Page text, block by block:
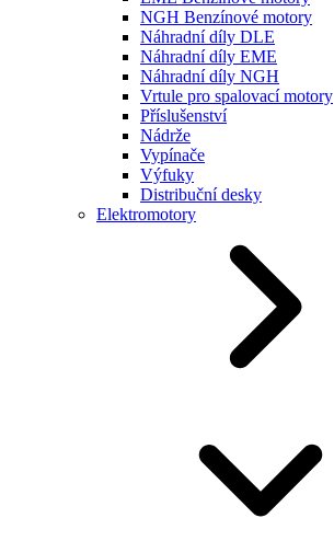
NGH Benzínové motory
Náhradní díly DLE
Náhradní díly EME
Náhradní díly NGH
Vrtule pro spalovací motory
Příslušenství
Nádrže
Vypínače
Výfuky
Distribuční desky
Elektromotory